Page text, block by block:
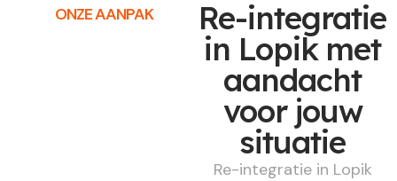
ONZE AANPAK Re-integratie
in Lopik met
aandacht
voor jouw
situatie
Re-integratie in Lopik